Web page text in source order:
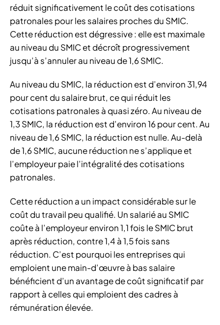
réduit significativement le coût des cotisations
patronales pour les salaires proches du SMIC.
Cette réduction est dégressive : elle est maximale
au niveau du SMIC et décroît progressivement
jusqu’à s’annuler au niveau de 1,6 SMIC.
Au niveau du SMIC, la réduction est d’environ 31,94
pour cent du salaire brut, ce qui réduit les
cotisations patronales à quasi zéro. Au niveau de
1,3 SMIC, la réduction est d’environ 16 pour cent. Au
niveau de 1,6 SMIC, la réduction est nulle. Au-delà
de 1,6 SMIC, aucune réduction ne s’applique et
l’employeur paie l’intégralité des cotisations
patronales.
Cette réduction a un impact considérable sur le
coût du travail peu qualifié. Un salarié au SMIC
coûte à l’employeur environ 1,1 fois le SMIC brut
après réduction, contre 1,4 à 1,5 fois sans
réduction. C’est pourquoi les entreprises qui
emploient une main-d’œuvre à bas salaire
bénéficient d’un avantage de coût significatif par
rapport à celles qui emploient des cadres à
rémunération élevée.